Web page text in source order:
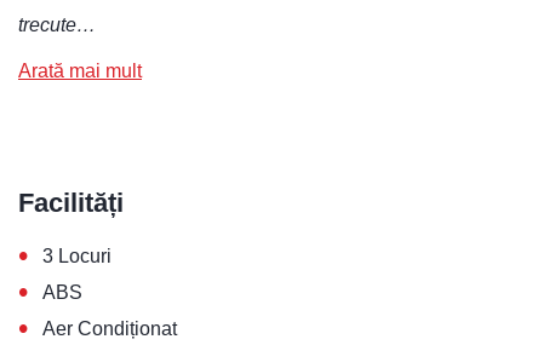
trecute…
Arată mai mult
Facilități
• 3 Locuri
• ABS
• Aer Condiționat